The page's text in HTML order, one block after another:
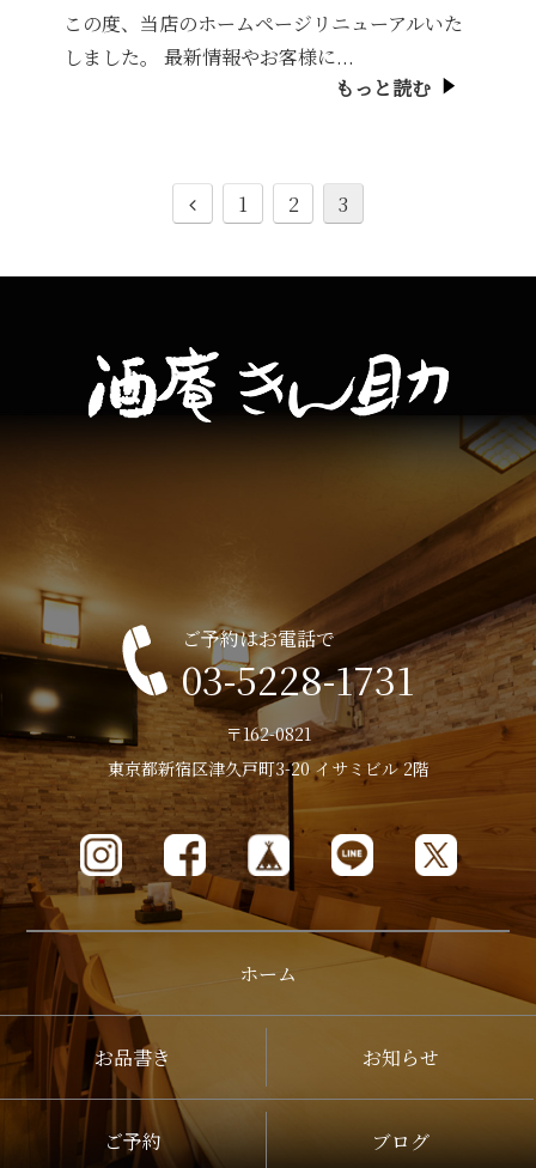
この度、当店のホームページリニューアルいた
しました。 最新情報やお客様に...
もっと読む
1 2 3
ご予約はお電話で
03-5228-1731
〒162-0821
東京都新宿区津久戸町3-20 イサミビル 2階
ホーム
お品書き お知らせ
ご予約 ブログ